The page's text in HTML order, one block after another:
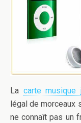
La carte musique
légal de morceaux
ne connaît pas un